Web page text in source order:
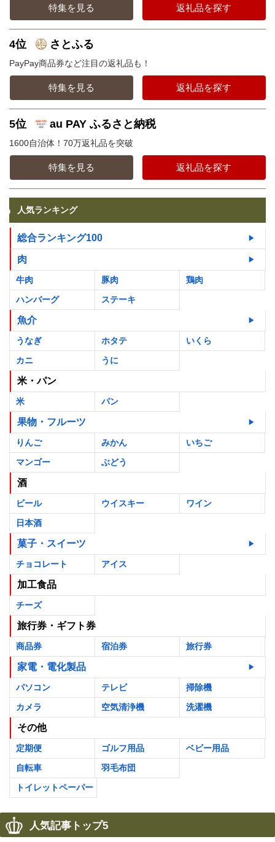
特集を見る 返礼品を探す
4位 さとふる
PayPay商品券など注目の返礼品も！
特集を見る 返礼品を探す
5位 au PAY ふるさと納税
1600自治体！70万返礼品を突破
特集を見る 返礼品を探す
人気ランキング
総合ランキング100
肉
牛肉 豚肉
鶏肉
ハンバーグ
ステーキ
魚介
うなぎ ホタテ
いくら
カニ
うに
米・パン
米 パン
果物・フルーツ
りんご みかん
いちご
マンゴー
ぶどう
酒
ビール ウイスキー
ワイン
日本酒
菓子・スイーツ
チョコレート アイス
加工食品
チーズ
旅行券・ギフト券
商品券 宿泊券 旅行券
家電・電化製品
パソコン テレビ
掃除機
カメラ
空気清浄機 洗濯機
その他
定期便 ゴルフ用品
ベビー用品
自転車
羽毛布団
トイレットペーパー
人気記事トップ5